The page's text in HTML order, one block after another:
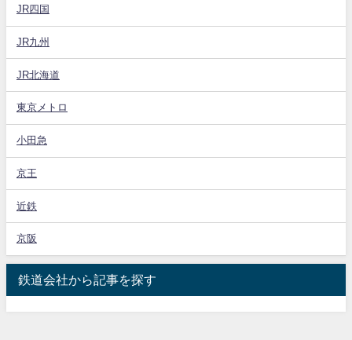
JR四国
JR九州
JR北海道
東京メトロ
小田急
京王
近鉄
京阪
鉄道会社から記事を探す